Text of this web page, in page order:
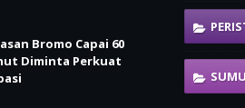
Bromo Capai 60
Diminta Perkuat